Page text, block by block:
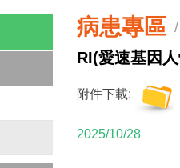
病患專區 /
RI(愛速基因
附件下載:
2025/10/28